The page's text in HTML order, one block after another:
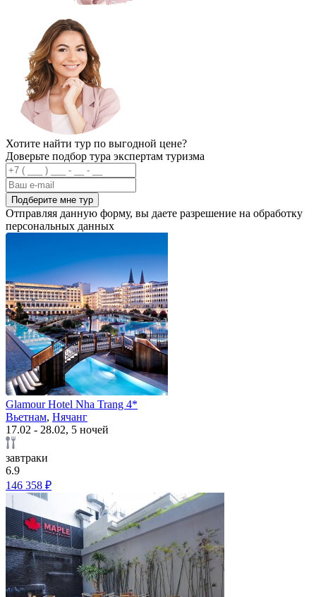
Хотите найти тур по выгодной цене?
Доверьте подбор тура экспертам туризма
Подберите мне тур
Отправляя данную форму, вы даете разрешение на обработку
персональных данных
Glamour Hotel Nha Trang 4*
Вьетнам, Нячанг
17.02 - 28.02, 5 ночей
завтраки
6.9
146 358 ₽